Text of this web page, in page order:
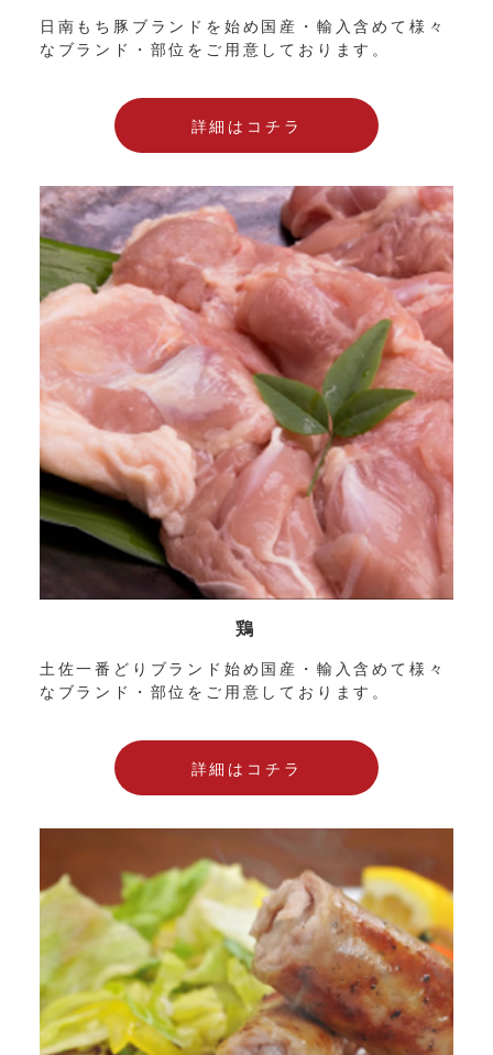
日南もち豚ブランドを始め国産・輸入含めて様々
なブランド・部位をご用意しております。
詳細はコチラ
鶏
土佐一番どりブランド始め国産・輸入含めて様々
なブランド・部位をご用意しております。
詳細はコチラ